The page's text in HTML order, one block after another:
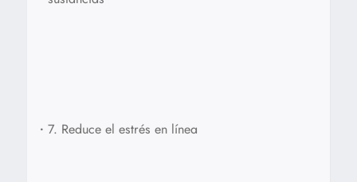
• 7. Reduce el estrés en línea